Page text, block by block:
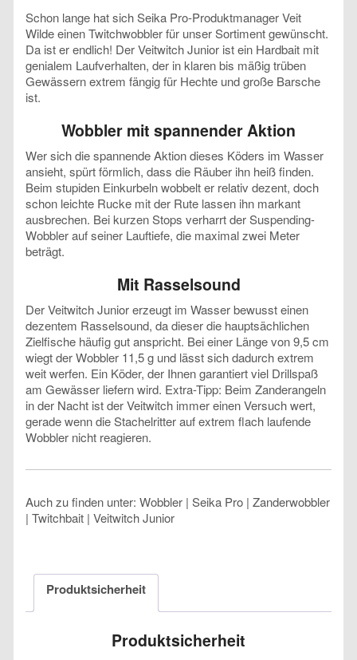
Schon lange hat sich Seika Pro-Produktmanager Veit
Wilde einen Twitchwobbler für unser Sortiment gewünscht.
Da ist er endlich! Der Veitwitch Junior ist ein Hardbait mit
genialem Laufverhalten, der in klaren bis mäßig trüben
Gewässern extrem fängig für Hechte und große Barsche
ist.
Wobbler mit spannender Aktion
Wer sich die spannende Aktion dieses Köders im Wasser
ansieht, spürt förmlich, dass die Räuber ihn heiß finden.
Beim stupiden Einkurbeln wobbelt er relativ dezent, doch
schon leichte Rucke mit der Rute lassen ihn markant
ausbrechen. Bei kurzen Stops verharrt der Suspending-
Wobbler auf seiner Lauftiefe, die maximal zwei Meter
beträgt.
Mit Rasselsound
Der Veitwitch Junior erzeugt im Wasser bewusst einen
dezentem Rasselsound, da dieser die hauptsächlichen
Zielfische häufig gut anspricht. Bei einer Länge von 9,5 cm
wiegt der Wobbler 11,5 g und lässt sich dadurch extrem
weit werfen. Ein Köder, der Ihnen garantiert viel Drillspaß
am Gewässer liefern wird. Extra-Tipp: Beim Zanderangeln
in der Nacht ist der Veitwitch immer einen Versuch wert,
gerade wenn die Stachelritter auf extrem flach laufende
Wobbler nicht reagieren.
Auch zu finden unter: Wobbler | Seika Pro | Zanderwobbler
| Twitchbait | Veitwitch Junior
Produktsicherheit
Produktsicherheit